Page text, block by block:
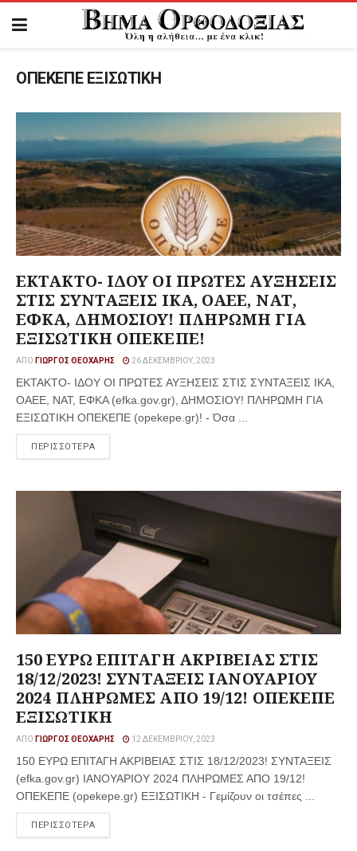
ΟΠΕΚΕΠΕ ΕΞΙΣΩΤΙΚΗ
ΕΚΤΑΚΤΟ- ΙΔΟΥ ΟΙ ΠΡΩΤΕΣ ΑΥΞΗΣΕΙΣ
ΣΤΙΣ ΣΥΝΤΑΞΕΙΣ ΙΚΑ, ΟΑΕΕ, ΝΑΤ,
ΕΦΚΑ, ΔΗΜΟΣΙΟΥ! ΠΛΗΡΩΜΗ ΓΙΑ
ΕΞΙΣΩΤΙΚΗ ΟΠΕΚΕΠΕ!
ΑΠΌ ΓΙΏΡΓΟΣ ΘΕΟΧΆΡΗΣ 26 ΔΕΚΕΜΒΡΊΟΥ, 2023
ΕΚΤΑΚΤΟ- ΙΔΟΥ ΟΙ ΠΡΩΤΕΣ ΑΥΞΗΣΕΙΣ ΣΤΙΣ ΣΥΝΤΑΞΕΙΣ ΙΚΑ,
ΟΑΕΕ, ΝΑΤ, ΕΦΚΑ (efka.gov.gr), ΔΗΜΟΣΙΟΥ! ΠΛΗΡΩΜΗ ΓΙΑ
ΕΞΙΣΩΤΙΚΗ ΟΠΕΚΕΠΕ (opekepe.gr)! - Όσα ...
ΠΕΡΙΣΣΟΤΕΡΑ
150 ΕΥΡΩ ΕΠΙΤΑΓΗ ΑΚΡΙΒΕΙΑΣ ΣΤΙΣ
18/12/2023! ΣΥΝΤΑΞΕΙΣ ΙΑΝΟΥΑΡΙΟΥ
2024 ΠΛΗΡΩΜΕΣ ΑΠΟ 19/12! ΟΠΕΚΕΠΕ
ΕΞΙΣΩΤΙΚΗ
ΑΠΌ ΓΙΏΡΓΟΣ ΘΕΟΧΆΡΗΣ 12 ΔΕΚΕΜΒΡΊΟΥ, 2023
150 ΕΥΡΩ ΕΠΙΤΑΓΗ ΑΚΡΙΒΕΙΑΣ ΣΤΙΣ 18/12/2023! ΣΥΝΤΑΞΕΙΣ
(efka.gov.gr) ΙΑΝΟΥΑΡΙΟΥ 2024 ΠΛΗΡΩΜΕΣ ΑΠΟ 19/12!
ΟΠΕΚΕΠΕ (opekepe.gr) ΕΞΙΣΩΤΙΚΗ - Γεμίζουν οι τσέπες ...
ΠΕΡΙΣΣΟΤΕΡΑ